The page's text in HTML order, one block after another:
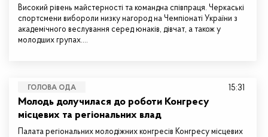
Високий рівень майстерності та командна співпраця. Черкаські
спортсмени вибороли низку нагород на Чемпіонаті України з
академічного веслування серед юнаків, дівчат, а також у
молодших групах.…
ГОЛОВА ОДА
Молодь долучилася до роботи Конгресу
місцевих та регіональних влад
Палата регіональних молодіжних конгресів Конгресу місцевих
15:31